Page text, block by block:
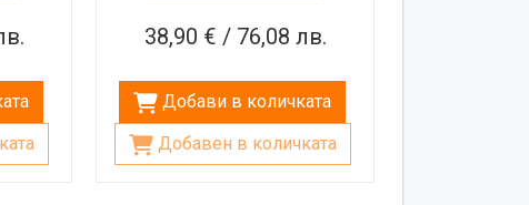
38,90 € / 76,08 лв.
Добави в количката
Добавен в количката